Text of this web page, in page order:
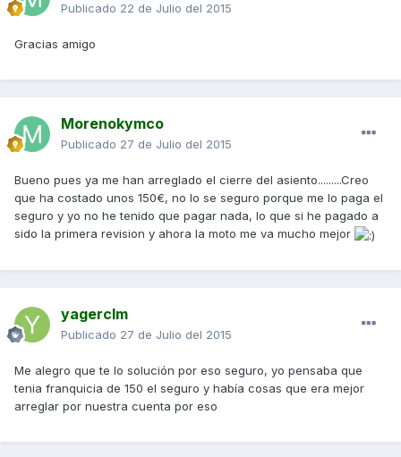
Publicado 22 de Julio del 2015
Gracias amigo
Morenokymco
Publicado 27 de Julio del 2015
Bueno pues ya me han arreglado el cierre del asiento.........Creo
que ha costado unos 150€, no lo se seguro porque me lo paga el
seguro y yo no he tenido que pagar nada, lo que si he pagado a
sido la primera revision y ahora la moto me va mucho mejor
yagerclm
Publicado 27 de Julio del 2015
Me alegro que te lo solución por eso seguro, yo pensaba que
tenia franquicia de 150 el seguro y había cosas que era mejor
arreglar por nuestra cuenta por eso